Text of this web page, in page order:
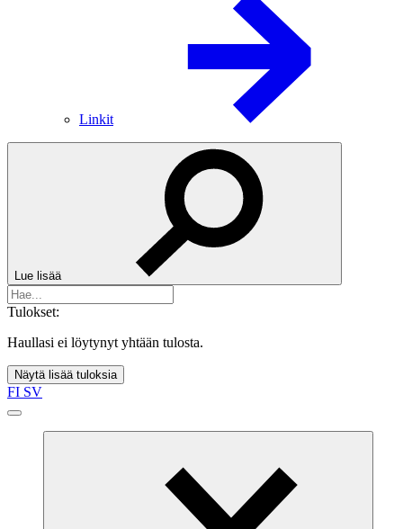
Linkit
Lue lisää
Tulokset:
Haullasi ei löytynyt yhtään tulosta.
Näytä lisää tuloksia
FI SV